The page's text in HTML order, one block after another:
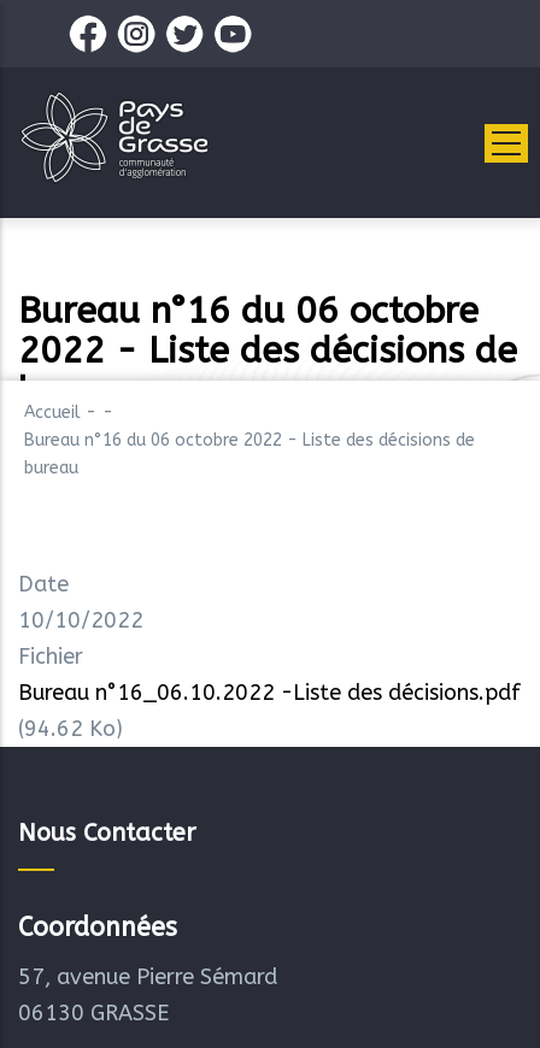
contenu
principal
Bureau n°16 du 06 octobre
2022 - Liste des décisions de
bureau
Accueil - -
Bureau n°16 du 06 octobre 2022 - Liste des décisions de
bureau
Date
10/10/2022
Fichier
Bureau n°16_06.10.2022 -Liste des décisions.pdf
(94.62 Ko)
Nous Contacter
Coordonnées
57, avenue Pierre Sémard
06130 GRASSE